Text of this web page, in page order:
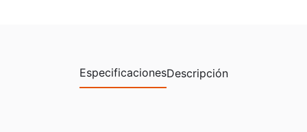
EspecificacionesDescripción